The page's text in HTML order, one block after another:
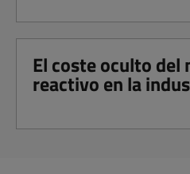
El coste oculto
reactivo en la